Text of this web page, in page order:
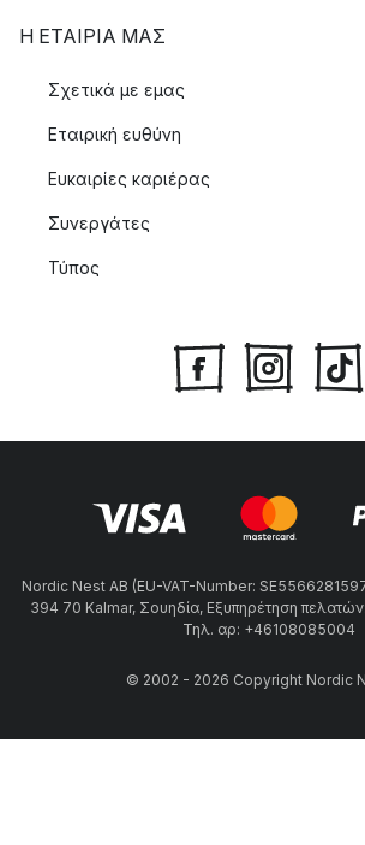
Η ΕΤΑΊΡΙΑ ΜΑΣ
Σχετικά με εμας
Εταιρική ευθύνη
Ευκαιρίες καριέρας
Συνεργάτες
Τύπος
Nordic Nest AB (EU-VAT-Number:
394 70 Kalmar, Σουηδία, Εξυπηρέτηση
Τηλ. αρ: +46108085004
© 2002 - 2026 Copyright Nordic